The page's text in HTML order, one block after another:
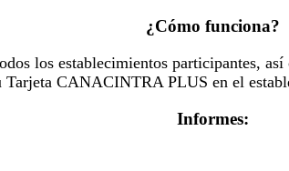
¿Cómo funciona?
los establecimientos participantes,
Tarjeta CANACINTRA PLUS en el
Informes: